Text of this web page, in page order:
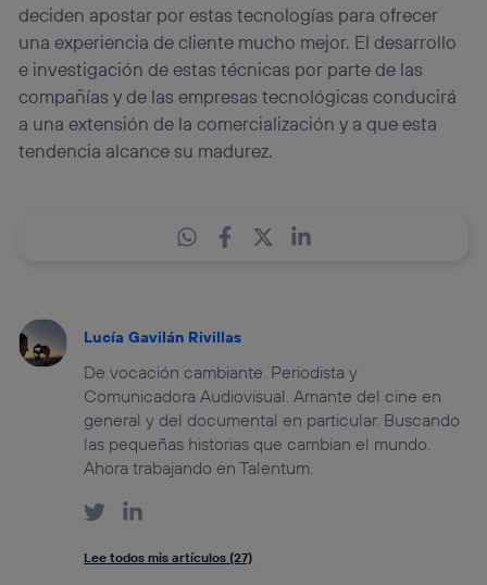
deciden apostar por estas tecnologías para ofrecer
una experiencia de cliente mucho mejor. El desarrollo
e investigación de estas técnicas por parte de las
compañías y de las empresas tecnológicas conducirá
a una extensión de la comercialización y a que esta
tendencia alcance su madurez.
Lucía Gavilán Rivillas
De vocación cambiante. Periodista y
Comunicadora Audiovisual. Amante del cine en
general y del documental en particular. Buscando
las pequeñas historias que cambian el mundo.
Ahora trabajando en Talentum.
Lee todos mis artículos (27)